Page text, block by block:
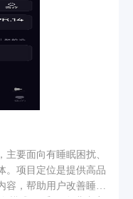
境音，辅助弱听人士
置、播放铃声寻耳机。
音乐、歌单、排行榜。
词显示。 无广告：播放
频配歌：按跑步速度自
、步数、距离、卡路里
据、不看手机。 4. 智
、查天气。
要面向有睡眠困扰、
。项目定位是提供高品
容，帮助用户改善睡眠